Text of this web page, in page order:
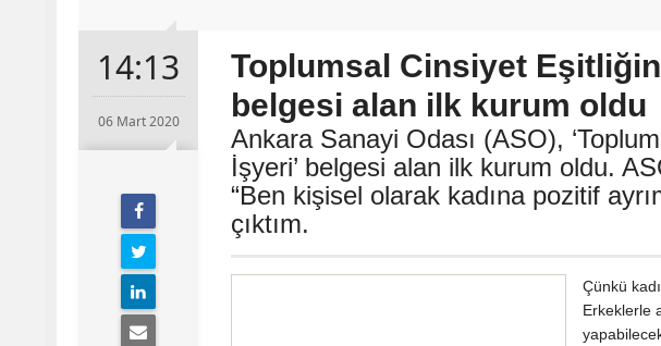
14:13
06 Mart 2020
Toplumsal Cinsiyet
belgesi alan ilk kurum oldu
Ankara Sanayi Odası (ASO),
İşyeri’ belgesi alan ilk kurum oldu.
“Ben kişisel olarak kadına pozitif
çıktım.
Çünkü
Erkeklerle